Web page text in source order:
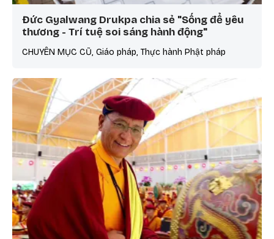
Đức Gyalwang Drukpa chia sẻ "Sống để yêu
thương - Trí tuệ soi sáng hành động"
CHUYÊN MỤC CŨ, Giáo pháp, Thực hành Phật pháp